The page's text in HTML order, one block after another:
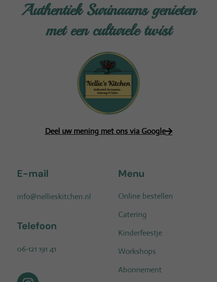
Authentiek Surinaams genieten
met een culturele twist
Deel uw mening met ons via Google
E-mail
info@nellieskitchen.nl
Telefoon
06-121 191 41
Menu
Online bestellen
Catering
Kinderfeestje
Workshops
Abonnement